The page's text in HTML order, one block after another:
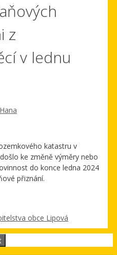
z
v lednu
Hana
katastru v
ke změně výměry nebo
do konce ledna 2024
přiznání.
obce Lipová